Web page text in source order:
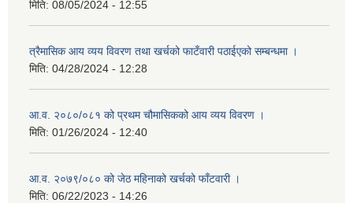
मिति: 08/05/2024 - 12:55
त्रैमासिक आय व्यय विवरण तथा खर्चको फाटँवारी पठाईएको सम्बन्धमा ।
मिति: 04/28/2024 - 12:28
आ.व. २०८०/०८१ को प्रथम चौमासिकको आय व्यय विवरण ।
मिति: 01/26/2024 - 12:40
आ.व. २०७९/०८० को जेठ महिनाको खर्चको फाँटवारी ।
मिति: 06/22/2023 - 14:26